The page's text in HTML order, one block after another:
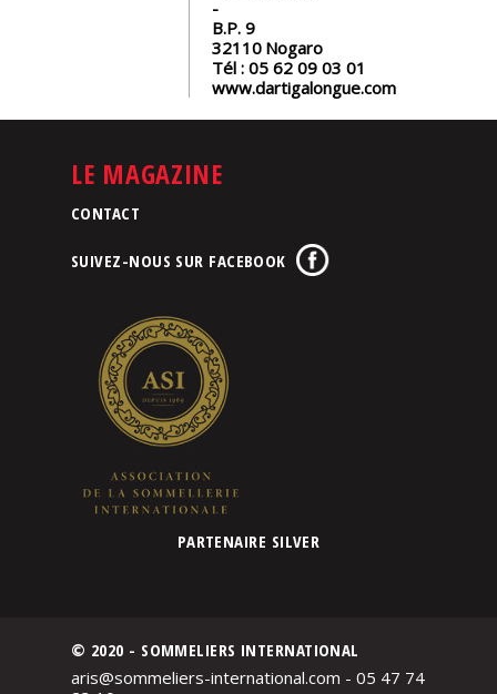
la
Revue
B.P. 9
32110 Nogaro
Tél : 05 62 09 03 01
www.dartigalongue.com
LE MAGAZINE
CONTACT
SUIVEZ-NOUS SUR FACEBOOK
PARTENAIRE SILVER
© 2020 - SOMMELIERS INTERNATIONAL
aris@sommeliers-international.com - 05 47 74